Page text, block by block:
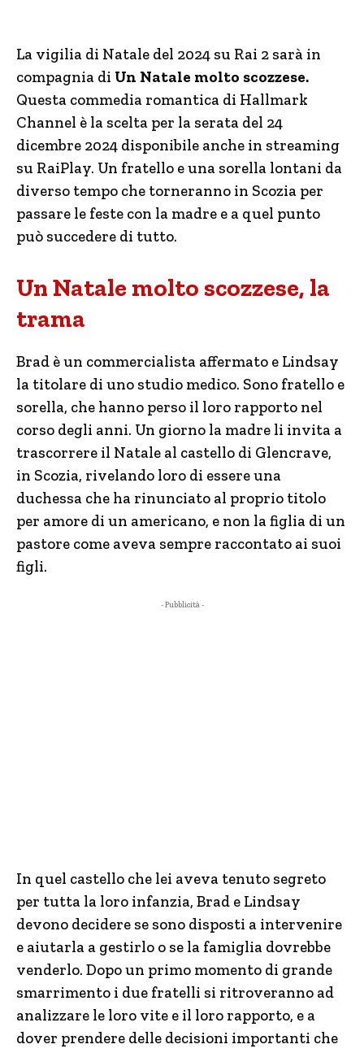
La vigilia di Natale del 2024 su Rai 2 sarà in
compagnia di Un Natale molto scozzese.
Questa commedia romantica di Hallmark
Channel è la scelta per la serata del 24
dicembre 2024 disponibile anche in streaming
su RaiPlay. Un fratello e una sorella lontani da
diverso tempo che torneranno in Scozia per
passare le feste con la madre e a quel punto
può succedere di tutto.
Un Natale molto scozzese, la
trama
Brad è un commercialista affermato e Lindsay
la titolare di uno studio medico. Sono fratello e
sorella, che hanno perso il loro rapporto nel
corso degli anni. Un giorno la madre li invita a
trascorrere il Natale al castello di Glencrave,
in Scozia, rivelando loro di essere una
duchessa che ha rinunciato al proprio titolo
per amore di un americano, e non la figlia di un
pastore come aveva sempre raccontato ai suoi
figli.
- Pubblicità -
In quel castello che lei aveva tenuto segreto
per tutta la loro infanzia, Brad e Lindsay
devono decidere se sono disposti a intervenire
e aiutarla a gestirlo o se la famiglia dovrebbe
venderlo. Dopo un primo momento di grande
smarrimento i due fratelli si ritroveranno ad
analizzare le loro vite e il loro rapporto, e a
dover prendere delle decisioni importanti che